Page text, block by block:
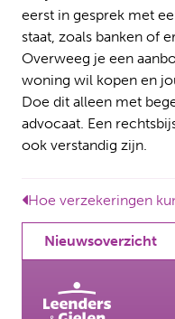
eerst in gesprek met
staat, zoals banken of
Overweeg je een
woning wil kopen en
Doe dit alleen met
advocaat. Een
ook verstandig zijn.
Nieuwsoverzicht